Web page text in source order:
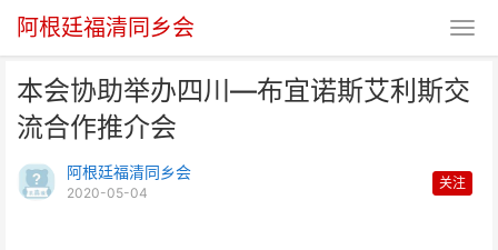
阿根廷福清同乡会
本会协助举办四川—布宜诺斯艾利斯交
流合作推介会
阿根廷福清同乡会
2020-05-04
关注